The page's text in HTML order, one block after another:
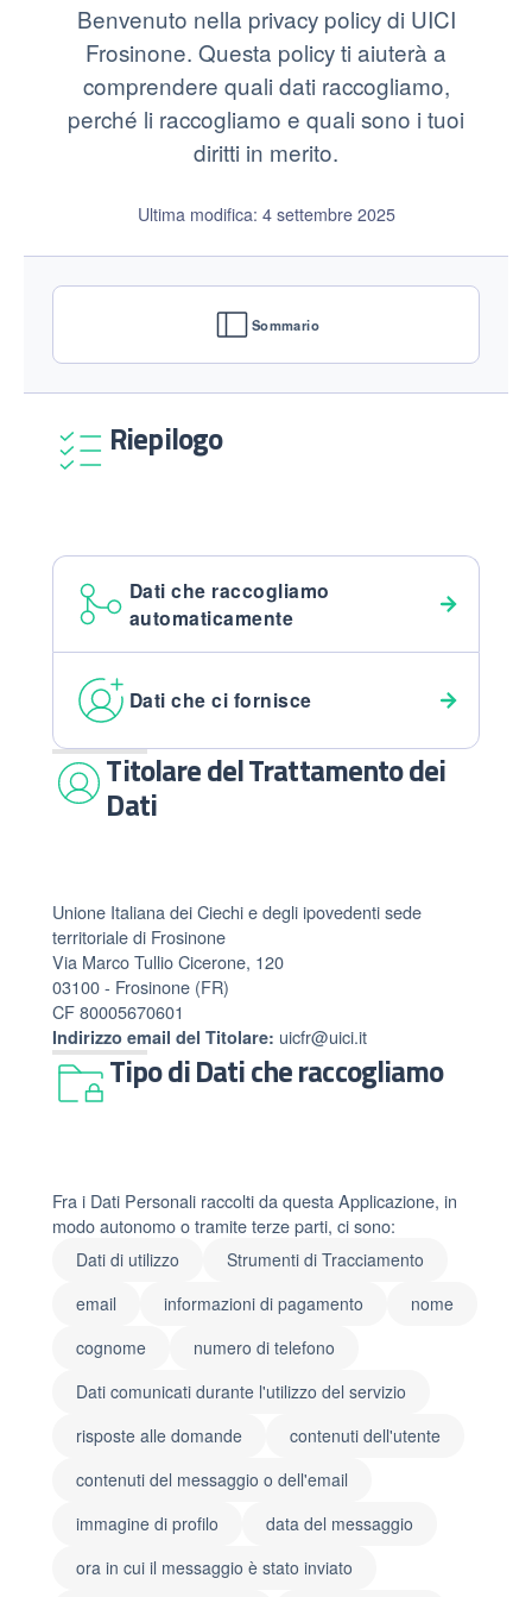
Benvenuto nella privacy policy di UICI
Frosinone. Questa policy ti aiuterà a
comprendere quali dati raccogliamo,
perché li raccogliamo e quali sono i tuoi
diritti in merito.
Ultima modifica: 4 settembre 2025
Sommario
Riepilogo
Dati che raccogliamo
automaticamente
Dati che ci fornisce
Titolare del Trattamento dei
Dati
Unione Italiana dei Ciechi e degli ipovedenti sede
territoriale di Frosinone
Via Marco Tullio Cicerone, 120
03100 - Frosinone (FR)
CF 80005670601
Indirizzo email del Titolare: uicfr@uici.it
Tipo di Dati che raccogliamo
Fra i Dati Personali raccolti da questa Applicazione, in
modo autonomo o tramite terze parti, ci sono:
Dati di utilizzo
Strumenti di Tracciamento
email
informazioni di pagamento
nome
cognome
numero di telefono
Dati comunicati durante l'utilizzo del servizio
risposte alle domande
contenuti dell'utente
contenuti del messaggio o dell'email
immagine di profilo
data del messaggio
ora in cui il messaggio è stato inviato